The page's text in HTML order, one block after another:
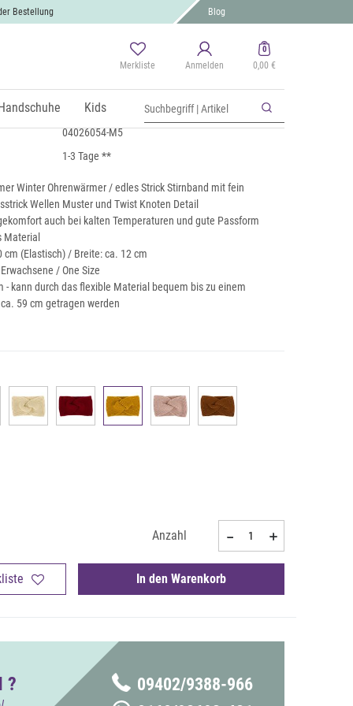
Bestellung Blog
Merkliste Anmelden
0
0,00 €
Kids
Twist Knoten
zzgl.Versand
04026054-M5
1-3 Tage **
Winter Ohrenwärmer / edles Strick Stirnband mit fein
Wellen Muster und Twist Knoten Detail
auch bei kalten Temperaturen und gute Passform
Material
cm (Elastisch) / Breite: ca. 12 cm
/ One Size
- kann durch das flexible Material bequem bis zu einem
59 cm getragen werden
Anzahl
In den Warenkorb
?
09402/9388-966